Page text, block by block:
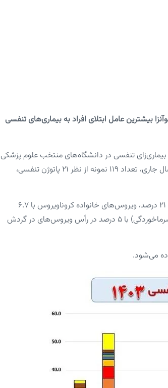
بیشترین عامل ابتلای افراد به بیماری‌های تنفسی
پایش ویروس‌های در گردش بیماری‌های حاد تنفسی، دیده‌وری ۲۱ عامل بیماری‌زای تنفسی در دانشگاه‌های منتخب علوم پزشکی
تهران، ایران، هرمزگان و شهید بهشتی از مرداد ماه سال ۱۴۰۲ شروع شد و در دی ماه سال جاری، تعداد ۱۱۹ نمونه از نظر ۲۱ پاتوژن تنفسی،
براساس گزارش وزارت بهداشت، نتایج نشان‌دهنده آن است که ویروس‌های آنفلوآنزا با ۲۱ درصد، ویروس‌های خانواده کروناویروس با ۶.۷
یا ویروس سنسیشیال تنفسی با ۵.۹ درصد و رینوویروس‌ها (ویروس‌های سرماخوردگی) با ۵ درصد در رأس ویروس‌های در گردش